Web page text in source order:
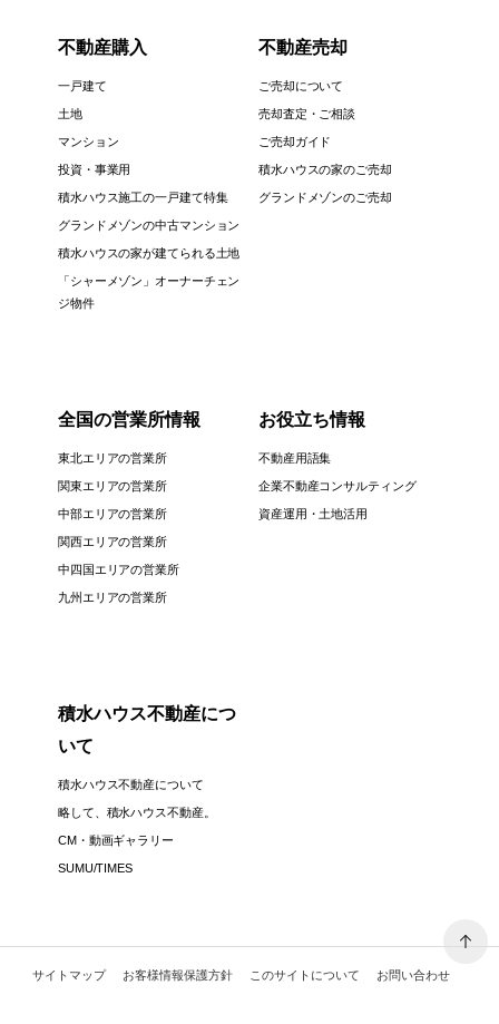
不動産購入
一戸建て
土地
マンション
投資・事業用
積水ハウス施工の一戸建て特集
グランドメゾンの中古マンション
積水ハウスの家が建てられる土地
「シャーメゾン」オーナーチェン
ジ物件
不動産売却
ご売却について
売却査定・ご相談
ご売却ガイド
積水ハウスの家のご売却
グランドメゾンのご売却
全国の営業所情報
東北エリアの営業所
関東エリアの営業所
中部エリアの営業所
関西エリアの営業所
中四国エリアの営業所
九州エリアの営業所
お役立ち情報
不動産用語集
企業不動産コンサルティング
資産運用・土地活用
積水ハウス不動産につ
いて
積水ハウス不動産について
略して、積水ハウス不動産。
CM・動画ギャラリー
SUMU/TIMES
サイトマップ お客様情報保護方針 このサイトについて お問い合わせ